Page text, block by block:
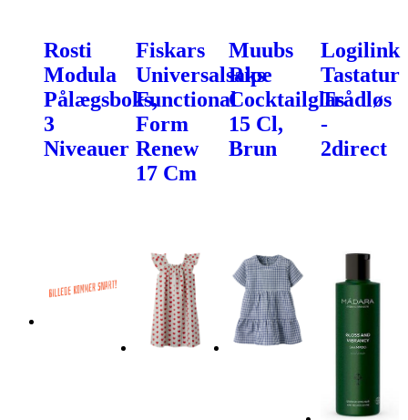
Rosti
Modula
Pålægsboks,
3
Niveauer
Fiskars
Universalsaks
Functional
Form
Renew
17 Cm
Muubs
Ripe
Cocktailglas
15 Cl,
Brun
Logilink
Tastatur
Trådløs
-
2direct